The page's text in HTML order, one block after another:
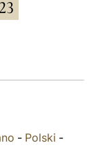
中文
- Polski -